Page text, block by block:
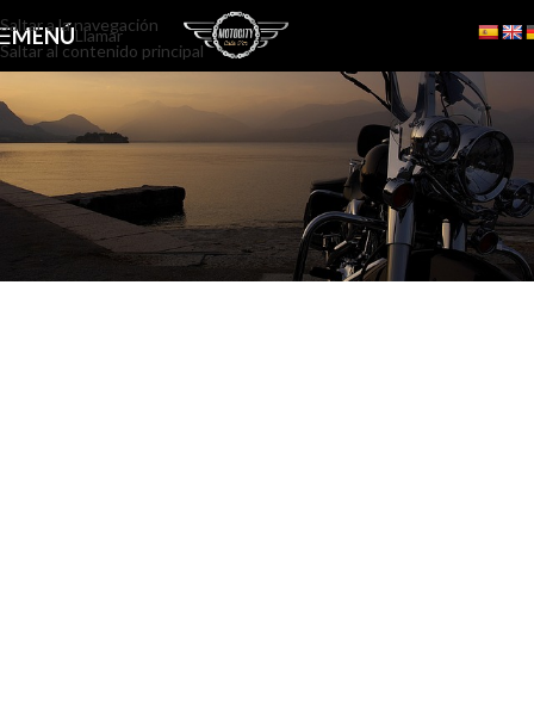
Saltar a la navegación
Saltar al contenido principal
MENÚLlamar